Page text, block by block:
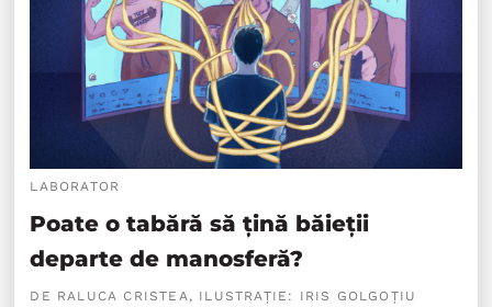
LABORATOR
Poate o tabără să țină băieții
departe de manosferă?
DE RALUCA CRISTEA, ILUSTRAȚIE: IRIS GOLGOȚIU